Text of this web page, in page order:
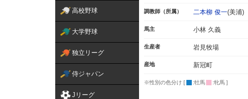
高校野球
大学野球
独立リーグ
侍ジャパン
Jリーグ
調教師（所属） 二本柳 俊一(美浦)
馬主 小林 久義
生産者 岩見牧場
産地 新冠町
※性別の色分け [ :牡馬 :牝馬 ]